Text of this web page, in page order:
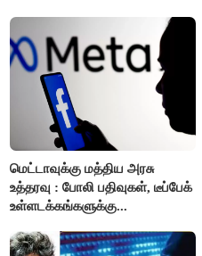
மெட்டாவுக்கு மத்திய அரசு
உத்தரவு : போலி பதிவுகள், டீப்பேக்
உள்ளடக்கங்களுக்கு...